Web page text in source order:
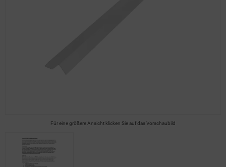
Für eine größere Ansicht klicken Sie auf das Vorschaubild